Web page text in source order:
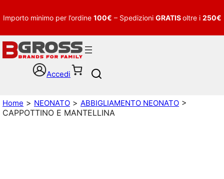
Importo minimo per l’ordine 100€ – Spedizioni GRATISoltre i 250€
Accedi
a
r
Home > NEONATO > ABBIGLIAMENTO NEONATO >
CAPPOTTINO E MANTELLINA